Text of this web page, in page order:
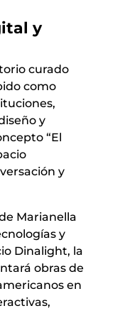
y
curado
como
y
“El
y
Marianella
y
Dinalight, la
obras de
en